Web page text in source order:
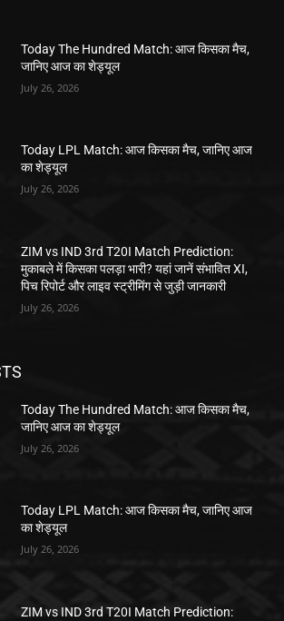
Today The Hundred Match: आज किसका मैच,
जानिए आज का शेड्यूल
July 26, 2026
Today LPL Match: आज किसका मैच, जानिए आज
का शेड्यूल
July 26, 2026
ZIM vs IND 3rd T20I Match Prediction:
मुकाबले में किसका पलड़ा भारी? यहां जानें संभावित XI,
पिच रिपोर्ट और लाइव स्ट्रीमिंग से जुड़ी जानकारी
July 26, 2026
Today The Hundred Match: आज किसका मैच,
जानिए आज का शेड्यूल
July 26, 2026
Today LPL Match: आज किसका मैच, जानिए आज
का शेड्यूल
July 26, 2026
ZIM vs IND 3rd T20I Match Prediction: